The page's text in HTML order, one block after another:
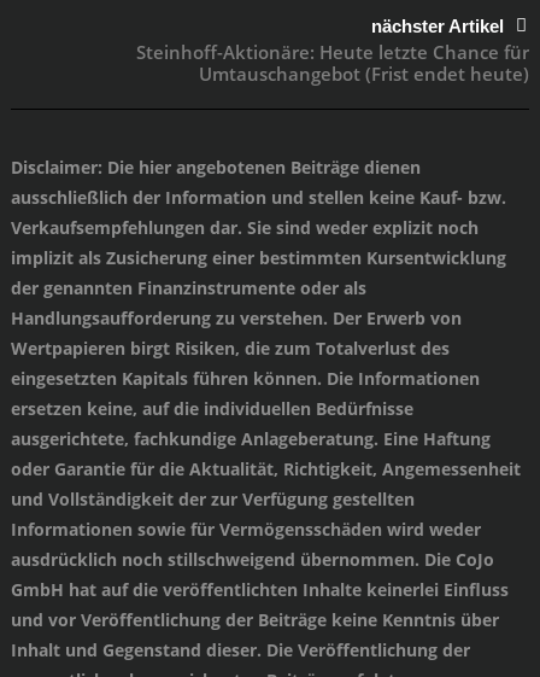
nächster Artikel
Steinhoff-Aktionäre: Heute letzte Chance für
Umtauschangebot (Frist endet heute)
Disclaimer: Die hier angebotenen Beiträge dienen
ausschließlich der Information und stellen keine Kauf- bzw.
Verkaufsempfehlungen dar. Sie sind weder explizit noch
implizit als Zusicherung einer bestimmten Kursentwicklung
der genannten Finanzinstrumente oder als
Handlungsaufforderung zu verstehen. Der Erwerb von
Wertpapieren birgt Risiken, die zum Totalverlust des
eingesetzten Kapitals führen können. Die Informationen
ersetzen keine, auf die individuellen Bedürfnisse
ausgerichtete, fachkundige Anlageberatung. Eine Haftung
oder Garantie für die Aktualität, Richtigkeit, Angemessenheit
und Vollständigkeit der zur Verfügung gestellten
Informationen sowie für Vermögensschäden wird weder
ausdrücklich noch stillschweigend übernommen. Die CoJo
GmbH hat auf die veröffentlichten Inhalte keinerlei Einfluss
und vor Veröffentlichung der Beiträge keine Kenntnis über
Inhalt und Gegenstand dieser. Die Veröffentlichung der